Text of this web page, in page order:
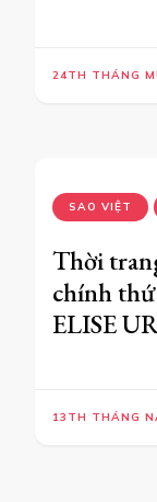
24TH THÁNG
SAO VIỆT
Thời
chính
ELISE
13TH THÁNG